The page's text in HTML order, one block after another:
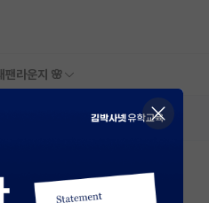
팬라운지 🌸